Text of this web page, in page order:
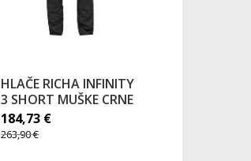
HLAČE RICHA INFINITY
3 SHORT MUŠKE CRNE
184,73 €
263,90€